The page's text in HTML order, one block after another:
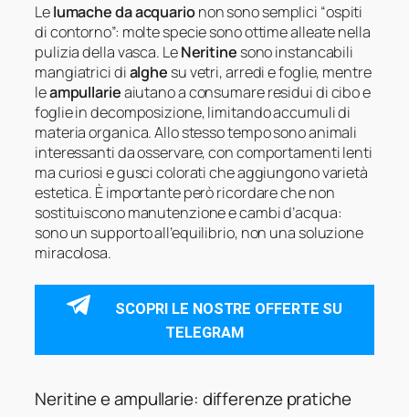
Lelumache da acquarionon sono semplici “ospiti
di contorno”: molte specie sono ottime alleate nella
pulizia della vasca. LeNeritine sono instancabili
mangiatrici dialghe su vetri, arredi e foglie, mentre
leampullarieaiutano a consumare residui di cibo e
foglie in decomposizione, limitando accumuli di
materia organica. Allo stesso tempo sono animali
interessanti da osservare, con comportamenti lenti
ma curiosi e gusci colorati che aggiungono varietà
estetica. È importante però ricordare che non
sostituiscono manutenzione e cambi d’acqua:
sono un supporto all’equilibrio, non una soluzione
miracolosa.
SCOPRI LE NOSTRE OFFERTE SU
TELEGRAM
Neritine e ampullarie: differenze pratiche